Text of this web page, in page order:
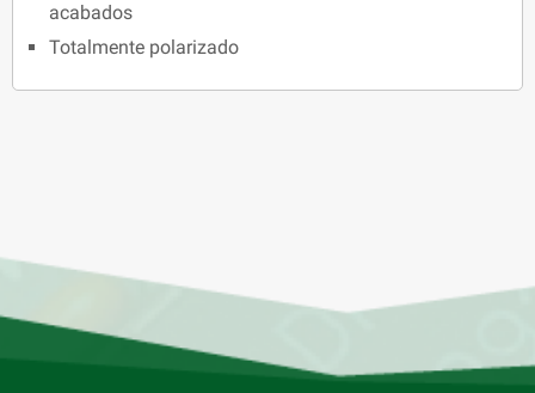
acabados
Totalmente polarizado